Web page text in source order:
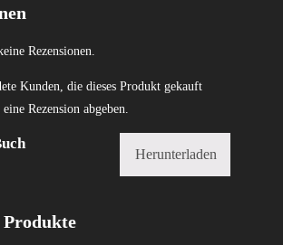
Rezensionen.
Kunden, die dieses Produkt gekauft
Rezension abgeben.
Herunterladen